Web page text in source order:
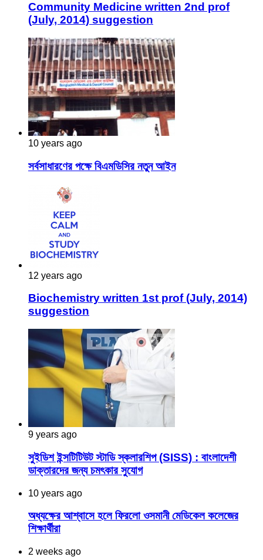
Community Medicine written 2nd prof
(July, 2014) suggestion
10 years ago
সর্বসাধারণের পক্ষে বিএমডিসির নতুন আইন
12 years ago
Biochemistry written 1st prof (July, 2014)
suggestion
9 years ago
সুইডিশ ইন্সটিটিউট স্টাডি স্কলারশিপ (SISS) : বাংলাদেশী
ডাক্তারদের জন্য চমৎকার সুযোগ
10 years ago
অধ্যক্ষের আশ্বাসে হলে ফিরলো ওসমানী মেডিকেল কলেজের
শিক্ষার্থীরা
2 weeks ago